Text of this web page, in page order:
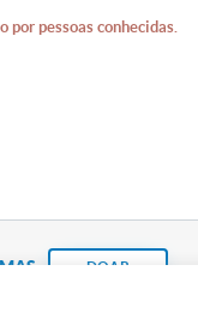
pessoas conhecidas.
DOAR